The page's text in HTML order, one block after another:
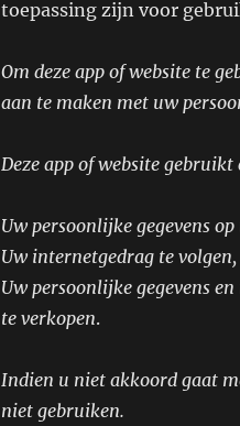
toepassing zijn voor
Om deze app of website te
aan te maken met uw
Deze app of website gebruikt
Uw persoonlijke gegevens op
Uw internetgedrag te
Uw persoonlijke gegevens
te verkopen.
Indien u niet akkoord gaat
niet gebruiken.